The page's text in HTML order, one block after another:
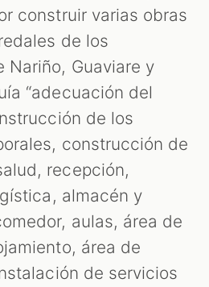
construir varias obras
de los
Nariño, Guaviare y
“adecuación del
de los
construcción de
recepción,
almacén y
aulas, área de
área de
de servicios